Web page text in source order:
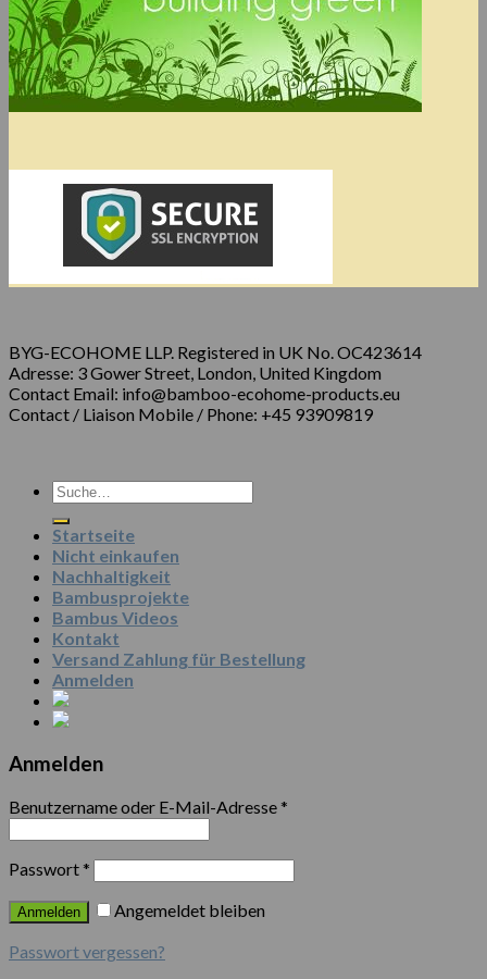
BYG-ECOHOME LLP. Registered in UK No. OC423614
Adresse: 3 Gower Street, London, United Kingdom
Contact Email: info@bamboo-ecohome-products.eu
Contact / Liaison Mobile / Phone: +45 93909819
Startseite
Nicht einkaufen
Nachhaltigkeit
Bambusprojekte
Bambus Videos
Kontakt
Versand Zahlung für Bestellung
Anmelden
Anmelden
Benutzername oder E-Mail-Adresse*
Passwort*
Anmelden
Angemeldet bleiben
Passwort vergessen?